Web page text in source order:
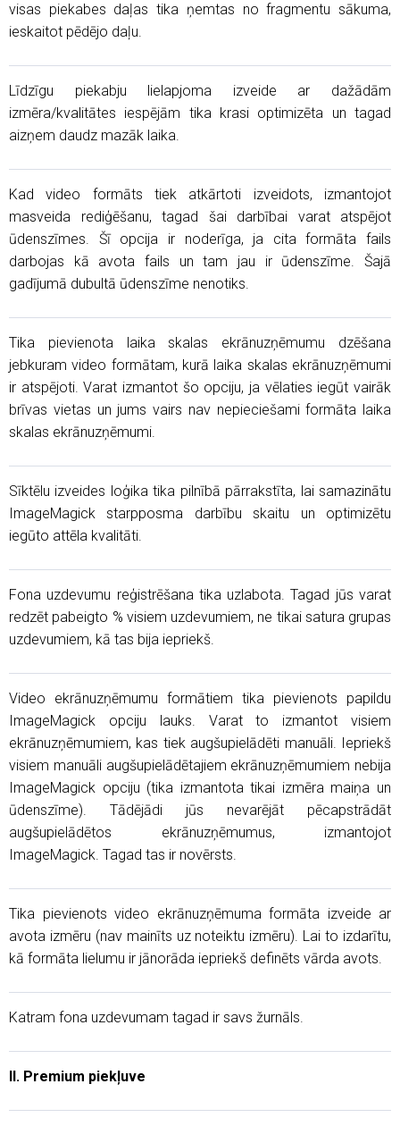
visas piekabes daļas tika ņemtas no fragmentu sākuma,
ieskaitot pēdējo daļu.
Līdzīgu piekabju lielapjoma izveide ar dažādām
izmēra/kvalitātes iespējām tika krasi optimizēta un tagad
aizņem daudz mazāk laika.
Kad video formāts tiek atkārtoti izveidots, izmantojot
masveida rediģēšanu, tagad šai darbībai varat atspējot
ūdenszīmes. Šī opcija ir noderīga, ja cita formāta fails
darbojas kā avota fails un tam jau ir ūdenszīme. Šajā
gadījumā dubultā ūdenszīme nenotiks.
Tika pievienota laika skalas ekrānuzņēmumu dzēšana
jebkuram video formātam, kurā laika skalas ekrānuzņēmumi
ir atspējoti. Varat izmantot šo opciju, ja vēlaties iegūt vairāk
brīvas vietas un jums vairs nav nepieciešami formāta laika
skalas ekrānuzņēmumi.
Sīktēlu izveides loģika tika pilnībā pārrakstīta, lai samazinātu
ImageMagick starpposma darbību skaitu un optimizētu
iegūto attēla kvalitāti.
Fona uzdevumu reģistrēšana tika uzlabota. Tagad jūs varat
redzēt pabeigto % visiem uzdevumiem, ne tikai satura grupas
uzdevumiem, kā tas bija iepriekš.
Video ekrānuzņēmumu formātiem tika pievienots papildu
ImageMagick opciju lauks. Varat to izmantot visiem
ekrānuzņēmumiem, kas tiek augšupielādēti manuāli. Iepriekš
visiem manuāli augšupielādētajiem ekrānuzņēmumiem nebija
ImageMagick opciju (tika izmantota tikai izmēra maiņa un
ūdenszīme). Tādējādi jūs nevarējāt pēcapstrādāt
augšupielādētos ekrānuzņēmumus, izmantojot
ImageMagick. Tagad tas ir novērsts.
Tika pievienots video ekrānuzņēmuma formāta izveide ar
avota izmēru (nav mainīts uz noteiktu izmēru). Lai to izdarītu,
kā formāta lielumu ir jānorāda iepriekš definēts vārda avots.
Katram fona uzdevumam tagad ir savs žurnāls.
II. Premium piekļuve